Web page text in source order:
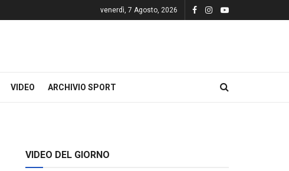
venerdì, 7 Agosto, 2026
VIDEO ARCHIVIO SPORT
VIDEO DEL GIORNO